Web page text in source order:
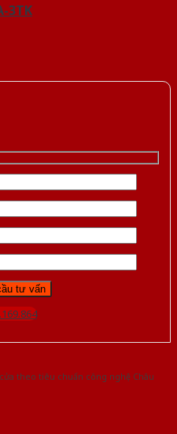
3TK
theo tiêu chuẩn công nghệ Châu
hàng đầu tại Việt Nam!